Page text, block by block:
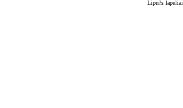
Lipn?s lapeliai